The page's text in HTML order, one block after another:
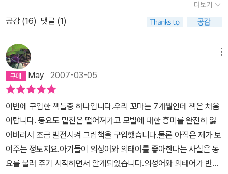
다. 큰아이가 동생들에 대한 질투심이 발동하는 순간들은 바로 자신
의 물건들을 동생들에게 보여주거나 가져다주는 순간들이다. 처음에
는 자기 장난감을 아기들 눈앞에 흔들어주거나 보여주는 것 자체를
싫어하더니 이젠 그림책을 아가들에게 보여줄라치면 자기책이라고
왜 보여주느냐고 징징거린다. 나는 장난감은 그럴수 있겠다라고 이해
했지만 그림책을 가지고 자기 것이라고 동생들에게 보여주지 말라고
하는 것을 보고서 정말 당황했었다. 순간 뭐라고 아이에게 말을 해야
하는지 몰라 혼자 한동안 말문이 막혀 있었다. 아이를 어르고 달래어
그림책은 같이 보는 것이라고 아이를 설득시키려 했지만 아이는 고집
불통! 그래서 조건을 내건 것이 책이 작고, 글자가 많이 없는 것은 동
생들 책이고, 좀 크고, 글자가 많은 그림책은 큰아이책이라고 겨우 아
이를 달랬다. 물론 장난감도 그렇게 설득시켰고, 아이가 입던 애기옷
더보기
공감 (16) 댓글 (1)
May 2007-03-05
이번에 구입한 책들중 하나입니다.우리 꼬마는 7개월인데 책은 처음
이랍니다. 동요도 밑천은 떨어져가고 모빌에 대한 흥미를 완전히 잃
어버려서 조금 발전시켜 그림책을 구입했습니다.물론 아직은 제가 보
여주는 정도지요.아기들이 의성어와 의태어를 좋아한다는 사실은 동
요를 불러 주기 시작하면서 알게되었습니다.의성어와 의태어가 반복